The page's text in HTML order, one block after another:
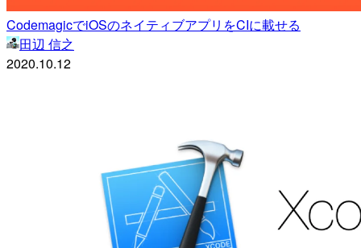
CodemagicでiOSのネイティブアプリをCIに載せる
田辺 信之
2020.10.12